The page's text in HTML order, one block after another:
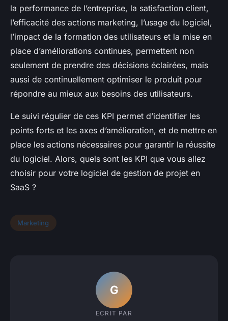
la performance de l’entreprise, la satisfaction client,
l’efficacité des actions marketing, l’usage du logiciel,
l’impact de la formation des utilisateurs et la mise en
place d’améliorations continues, permettent non
seulement de prendre des décisions éclairées, mais
aussi de continuellement optimiser le produit pour
répondre au mieux aux besoins des utilisateurs.
Le suivi régulier de ces KPI permet d’identifier les
points forts et les axes d’amélioration, et de mettre en
place les actions nécessaires pour garantir la réussite
du logiciel. Alors, quels sont les KPI que vous allez
choisir pour votre logiciel de gestion de projet en
SaaS ?
Marketing
G
ECRIT PAR